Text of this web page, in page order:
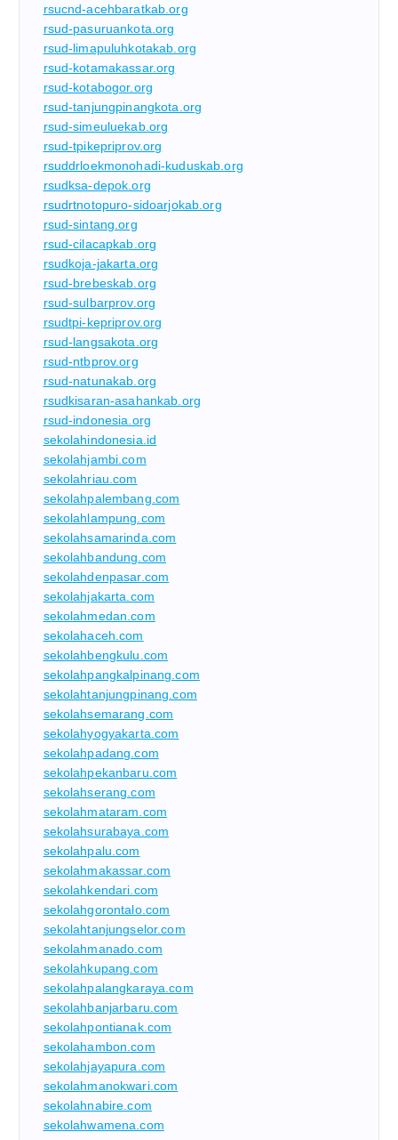
rsucnd-acehbaratkab.org
rsud-pasuruankota.org
rsud-limapuluhkotakab.org
rsud-kotamakassar.org
rsud-kotabogor.org
rsud-tanjungpinangkota.org
rsud-simeuluekab.org
rsud-tpikepriprov.org
rsuddrloekmonohadi-kuduskab.org
rsudksa-depok.org
rsudrtnotopuro-sidoarjokab.org
rsud-sintang.org
rsud-cilacapkab.org
rsudkoja-jakarta.org
rsud-brebeskab.org
rsud-sulbarprov.org
rsudtpi-kepriprov.org
rsud-langsakota.org
rsud-ntbprov.org
rsud-natunakab.org
rsudkisaran-asahankab.org
rsud-indonesia.org
sekolahindonesia.id
sekolahjambi.com
sekolahriau.com
sekolahpalembang.com
sekolahlampung.com
sekolahsamarinda.com
sekolahbandung.com
sekolahdenpasar.com
sekolahjakarta.com
sekolahmedan.com
sekolahaceh.com
sekolahbengkulu.com
sekolahpangkalpinang.com
sekolahtanjungpinang.com
sekolahsemarang.com
sekolahyogyakarta.com
sekolahpadang.com
sekolahpekanbaru.com
sekolahserang.com
sekolahmataram.com
sekolahsurabaya.com
sekolahpalu.com
sekolahmakassar.com
sekolahkendari.com
sekolahgorontalo.com
sekolahtanjungselor.com
sekolahmanado.com
sekolahkupang.com
sekolahpalangkaraya.com
sekolahbanjarbaru.com
sekolahpontianak.com
sekolahambon.com
sekolahjayapura.com
sekolahmanokwari.com
sekolahnabire.com
sekolahwamena.com